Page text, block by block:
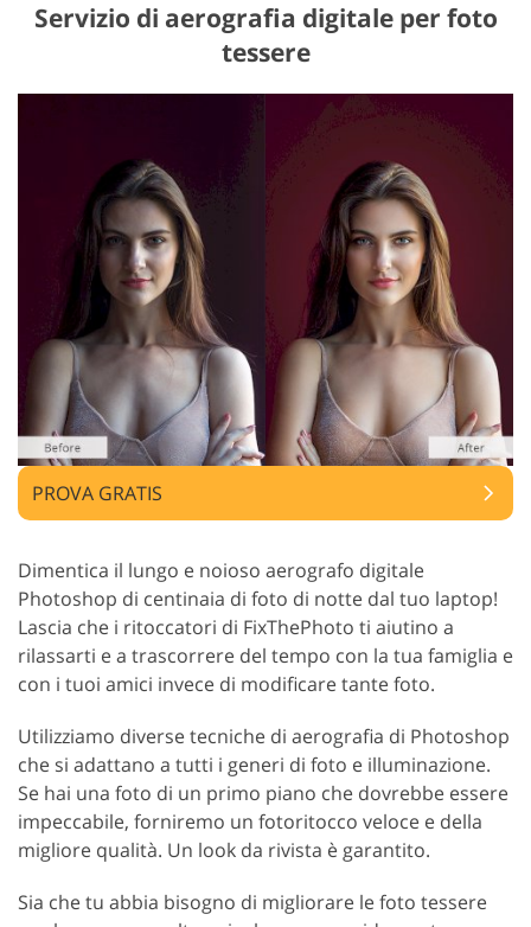
Servizio di aerografia digitale per foto
tessere
PROVA GRATIS
Dimentica il lungo e noioso aerografo digitale
Photoshop di centinaia di foto di notte dal tuo laptop!
Lascia che i ritoccatori di FixThePhoto ti aiutino a
rilassarti e a trascorrere del tempo con la tua famiglia e
con i tuoi amici invece di modificare tante foto.
Utilizziamo diverse tecniche di aerografia di Photoshop
che si adattano a tutti i generi di foto e illuminazione.
Se hai una foto di un primo piano che dovrebbe essere
impeccabile, forniremo un fotoritocco veloce e della
migliore qualità. Un look da rivista è garantito.
Sia che tu abbia bisogno di migliorare le foto tessere